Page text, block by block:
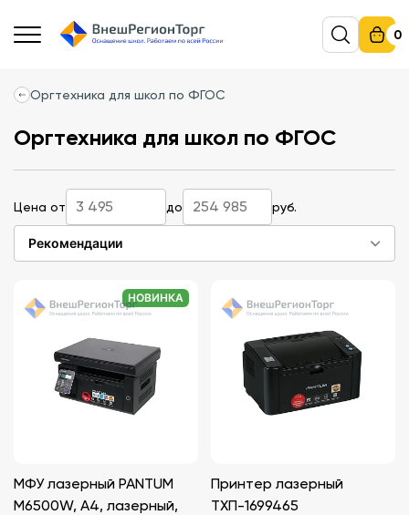
0
Оргтехника для школ по ФГОС
Оргтехника для школ по ФГОС
Цена от до руб.
Рекомендации
НОВИНКА
МФУ лазерный PANTUM
M6500W, A4, лазерный,
Принтер лазерный
ТХП-1699465